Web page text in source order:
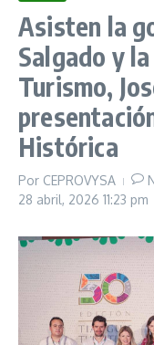
Asisten la
Salgado y
Turismo,
Histórica
Por CEPROVYSA
28 abril, 2026 11:23 pm